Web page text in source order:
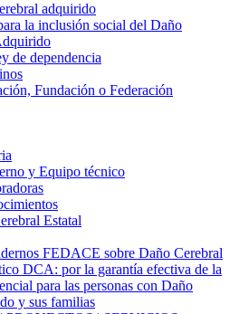
adquirido
la inclusión social del Daño
de dependencia
Fundación o Federación
y Equipo técnico
Estatal
FEDACE sobre Daño Cerebral
DCA: por la garantía efectiva de la
para las personas con Daño
y sus familias